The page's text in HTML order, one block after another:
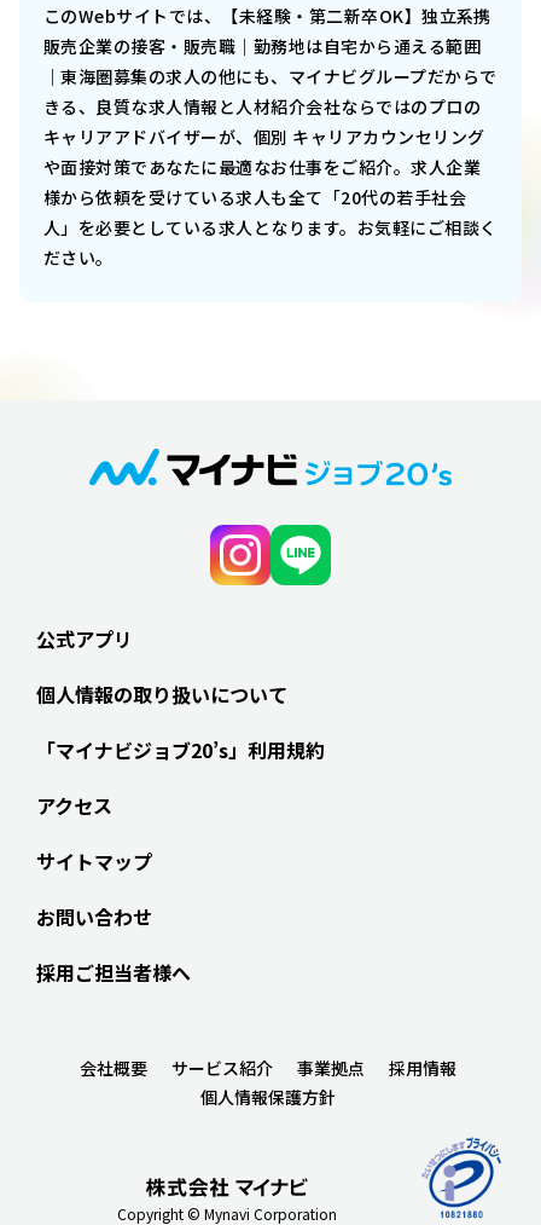
このWebサイトでは、
【未経験・第二新卒OK】独立系携
販売企業の接客・販売職｜勤務地は自宅から通える範囲
｜東海圏募集の求人の他にも、マイナビグループだからで
きる、良質な求人情報と人材紹介会社ならではのプロの
キャリアアドバイザーが、個別 キャリアカウンセリング
や面接対策であなたに最適なお仕事をご紹介。求人企業
様から依頼を受けている求人も全て「20代の若手社会
人」を必要としている求人となります。お気軽にご相談く
ださい。
公式アプリ
個人情報の取り扱いについて
「マイナビジョブ20’s」利用規約
アクセス
サイトマップ
お問い合わせ
採用ご担当者様へ
Copyright © Mynavi Corporation
会社概要 サービス紹介 事業拠点
採用情報
個人情報保護方針